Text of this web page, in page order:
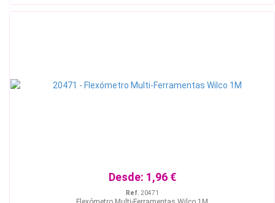
Desde: 1,96 €
Ref. 20471